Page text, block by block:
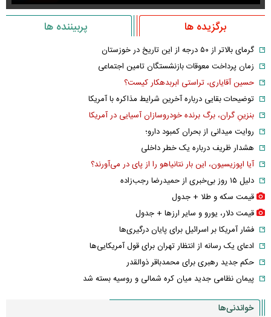
برگزیده ها پربیننده ها
گرمای بالاتر از ۵۰ درجه از این تاریخ در خوزستان
زمان پرداخت معوقات بازنشستگان تامین اجتماعی
حسین آقایاری، تراستی ابربدهکار کیست؟
توضیحات بقایی درباره آخرین شرایط مذاکره با آمریکا
بنزینِ گران، برگ برنده خودروسازان آسیایی در آمریکا
روایت میدانی از بحران کمبود دارو؛
هشدار ظریف درباره یک خطر داخلی
آیا اپوزیسیون، این بار نتانیاهو را از پای در می‌آورند؟
دلیل ۱۵ روز بی‌خبری از حمیدرضا رجب‌زاده
قیمت سکه و طلا + جدول
قیمت دلار، یورو و سایر ارز‌ها + جدول
فشار آمریکا بر اسرائیل برای پایان درگیری‌ها
ادعای یک رسانه از انتظار تهران برای قول آمریکایی‌ها
حکم جدید رهبری برای محمدباقر ذوالقدر
پیمان نظامی جدید میان کره شمالی و روسیه بسته شد
خواندنی‌ها